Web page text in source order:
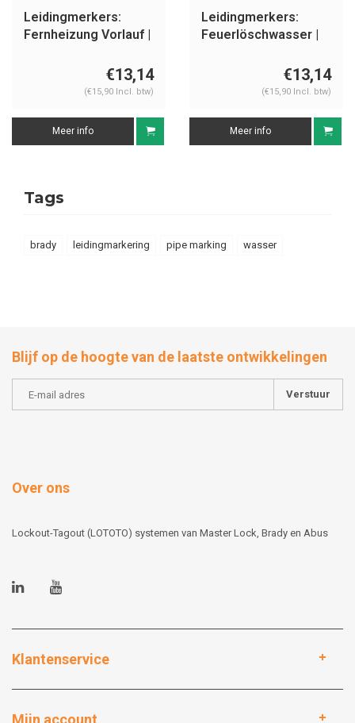
Leidingmerkers:
Fernheizung Vorlauf |
€13,14
(€15,90 Incl. btw)
Meer info
Leidingmerkers:
Feuerlöschwasser |
€13,14
(€15,90 Incl. btw)
Meer info
Tags
brady leidingmarkering pipe marking wasser
Blijf op de hoogte van de laatste ontwikkelingen
Verstuur
Over ons
Lockout-Tagout (LOTOTO) systemen van Master Lock, Brady en Abus
Klantenservice
Mijn account